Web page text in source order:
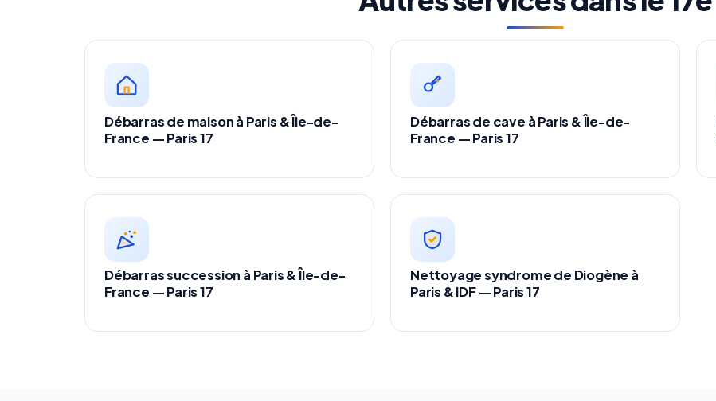
Débarras de maison à Paris & Île-de-
France — Paris 17
Débarras de cave à Paris & Île-de-
France — Paris 17
Débarras succession à Paris & Île-de-
France — Paris 17
Nettoyage syndrome de Diogène à
Paris & IDF — Paris 17